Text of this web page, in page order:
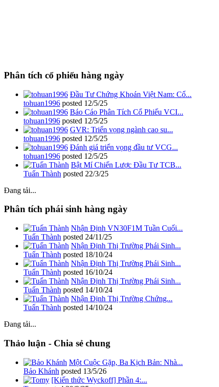
Phân tích cổ phiếu hàng ngày
Đầu Tư Chứng Khoán Việt Nam: Cổ...
tohuan1996 posted 12/5/25
Báo Cáo Phân Tích Cổ Phiếu VCI...
tohuan1996 posted 12/5/25
GVR: Triển vọng ngành cao su...
tohuan1996 posted 12/5/25
Đánh giá triển vọng đầu tư VCG...
tohuan1996 posted 12/5/25
Bật Mí Chiến Lược Đầu Tư TCB...
Tuấn Thành posted 22/3/25
Đang tải...
Phân tích phái sinh hàng ngày
Nhận Định VN30F1M Tuần Cuối...
Tuấn Thành posted 24/11/25
Nhận Định Thị Trường Phái Sinh...
Tuấn Thành posted 18/10/24
Nhận Định Thị Trường Phái Sinh...
Tuấn Thành posted 16/10/24
Nhận Định Thị Trường Phái Sinh...
Tuấn Thành posted 14/10/24
Nhận Định Thị Trường Chứng...
Tuấn Thành posted 14/10/24
Đang tải...
Thảo luận - Chia sẻ chung
Một Cuộc Gặp, Ba Kịch Bản: Nhà...
Bảo Khánh posted 13/5/26
[Kiến thức Wyckoff] Phần 4:...